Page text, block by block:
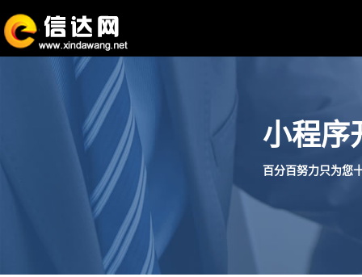
小程序
百分百努力只为您